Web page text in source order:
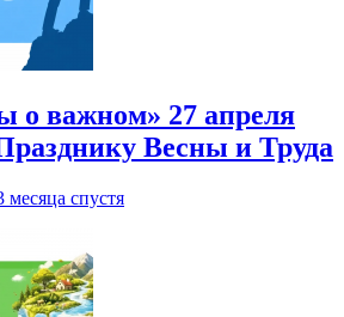
о важном» 27 апреля
Весны и Труда
месяца спустя